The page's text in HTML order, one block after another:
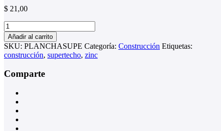
$ 21,00
SUPERTECHO
X
4.20M
30MM
cantidad
Añadir al carrito
SKU: PLANCHASUPE Categoría: Construcción Etiquetas:
construcción, supertecho, zinc
Comparte